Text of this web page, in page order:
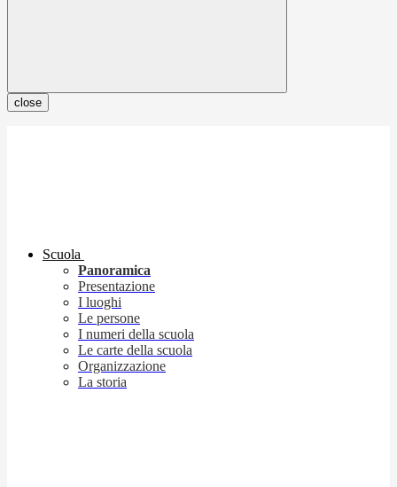
close
Scuola
Panoramica
Presentazione
I luoghi
Le persone
I numeri della scuola
Le carte della scuola
Organizzazione
La storia